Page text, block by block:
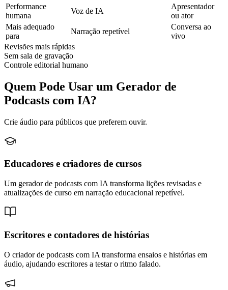
Performance
humana
Voz de IA
Apresentador
ou ator
Mais adequado
para
Narração repetível
Conversa ao
vivo
Revisões mais rápidas
Sem sala de gravação
Controle editorial humano
Quem Pode Usar um Gerador de
Podcasts com IA?
Crie áudio para públicos que preferem ouvir.
Educadores e criadores de cursos
Um gerador de podcasts com IA transforma lições revisadas e
atualizações de curso em narração educacional repetível.
Escritores e contadores de histórias
O criador de podcasts com IA transforma ensaios e histórias em
áudio, ajudando escritores a testar o ritmo falado.